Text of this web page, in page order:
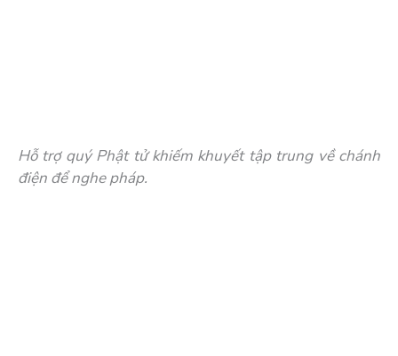
Hỗ trợ quý Phật tử khiếm khuyết tập trung về chánh
điện để nghe pháp.